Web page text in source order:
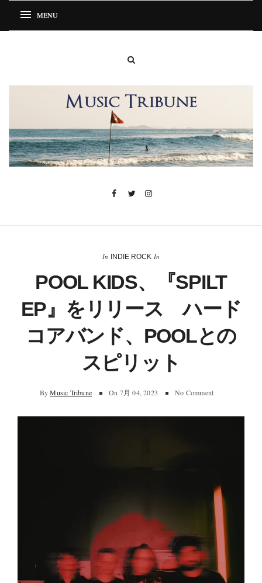
In INDIE ROCK In
POOL KIDS、『SPILT
EP』をリリース ハード
コアバンド、POOLとの
スピリット
By Music Tribune On 7月 04, 2023 No Comment